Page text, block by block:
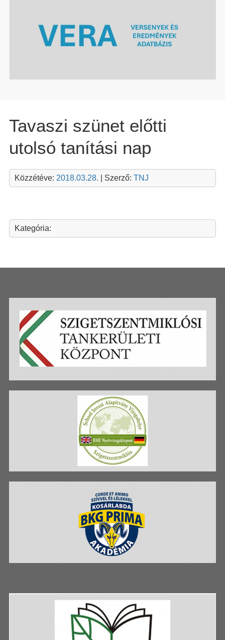
Tavaszi szünet előtti
utolsó tanítási nap
Közzétéve: 2018.03.28. | Szerző: TNJ
Kategória: